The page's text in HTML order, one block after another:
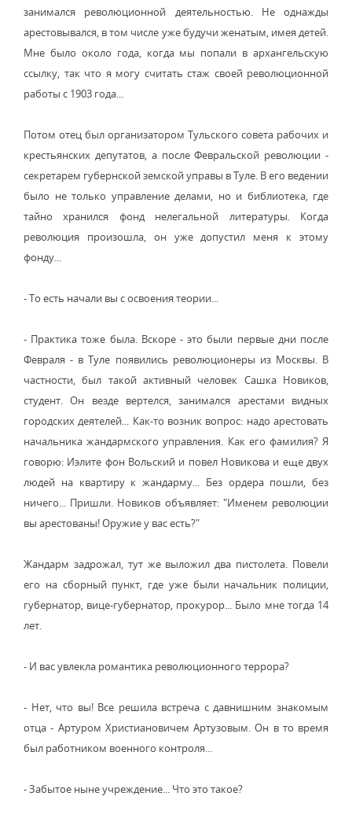
занимался революционной деятельностью. Не однажды
арестовывался, в том числе уже будучи женатым, имея детей.
Мне было около года, когда мы попали в архангельскую
ссылку, так что я могу считать стаж своей революционной
работы с 1903 года...
Потом отец был организатором Тульского совета рабочих и
крестьянских депутатов, а после Февральской революции -
секретарем губернской земской управы в Туле. В его ведении
было не только управление делами, но и библиотека, где
тайно хранился фонд нелегальной литературы. Когда
революция произошла, он уже допустил меня к этому
фонду...
- То есть начали вы с освоения теории...
- Практика тоже была. Вскоре - это были первые дни после
Февраля - в Туле появились революционеры из Москвы. В
частности, был такой активный человек Сашка Новиков,
студент. Он везде вертелся, занимался арестами видных
городских деятелей... Как-то возник вопрос: надо арестовать
начальника жандармского управления. Как его фамилия? Я
говорю: Иэлите фон Вольский и повел Новикова и еще двух
людей на квартиру к жандарму... Без ордера пошли, без
ничего... Пришли. Новиков объявляет: "Именем революции
вы арестованы! Оружие у вас есть?"
Жандарм задрожал, тут же выложил два пистолета. Повели
его на сборный пункт, где уже были начальник полиции,
губернатор, вице-губернатор, прокурор... Было мне тогда 14
лет.
- И вас увлекла романтика революционного террора?
- Нет, что вы! Все решила встреча с давнишним знакомым
отца - Артуром Христиановичем Артузовым. Он в то время
был работником военного контроля...
- Забытое ныне учреждение... Что это такое?